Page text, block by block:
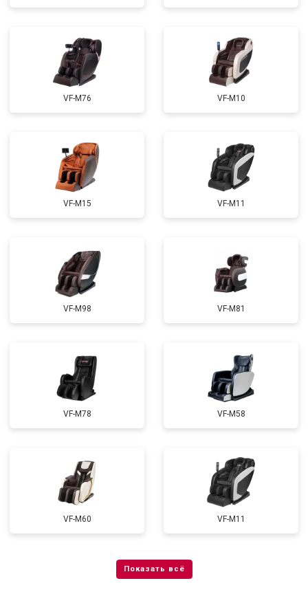
Ремонт сканера от 4800 ₽ Заказать
Замена сетевого трансформатора от 4500 ₽ Заказать
Ремонт микро-лифта
VF-M76 VF-M10
VF-M15 VF-M11
VF-M98 VF-M81
VF-M78 VF-M58
VF-M60 VF-M11